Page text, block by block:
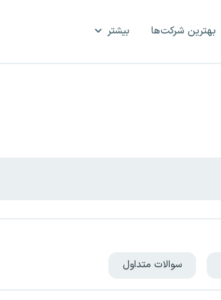
بهترین شرکت‌ها بیشتر
سوالات متداول